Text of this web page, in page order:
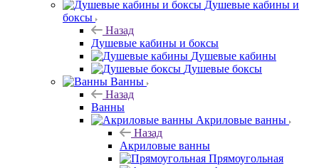
Душевые кабины и
боксы
Назад
Душевые кабины и боксы
Душевые кабины
Душевые боксы
Ванны
Назад
Ванны
Акриловые ванны
Назад
Акриловые ванны
Прямоугольная